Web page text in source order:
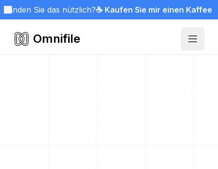
Finden Sie das nützlich?☕ Kaufen Sie mir einen Kaffee
Omnifile